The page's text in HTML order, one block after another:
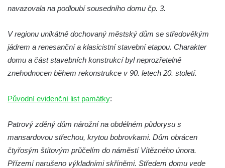
Bývalá fara ve Velenicích
Dům ev.č. 26 ve Velenicích
Torzo domu čp. 6 ve Svojkově
Ludwig Breitfeld, výroba prýmků – dnes
Pivovar Chalupník v Perštejně
Spořitelna v Turnově
navazovala na podloubí sousedního domu čp. 3.
V regionu unikátně dochovaný městský dům se středověkým
jádrem a renesanční a klasicistní stavební etapou. Charakter
domu a část stavebních konstrukcí byl neprozřetelně
znehodnocen během rekonstrukce v 90. letech 20. století.
Původní evidenční list památky:
Patrový zděný dům nárožní na obdélném půdorysu s
mansardovou střechou, krytou bobrovkami. Dům obrácen
čtyřosým štítovým průčelím do náměstí Vítězného února.
Přízemí narušeno výkladními skříněmi. Středem domu vede